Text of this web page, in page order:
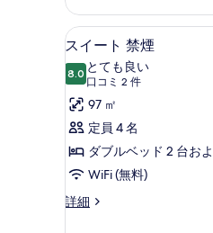
の
す
べ
て
の
写
真
を
表
ス
洋
室
煙
の
詳
ス
イ
ー
ト
禁
煙
の
す
8
スイート 禁煙
8.010 点中 8.0
とても良い
口コミ 2 件
(口
コ
ミ
2
件)
97 ㎡
定員 4 名
ダブルベッド 2 台お
WiFi (無料)
詳細
ス